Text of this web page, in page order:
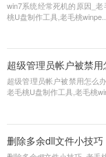
win7系统经常死机的原因_
桃U盘制作工具,老毛桃
超级管理员帐户被禁
超级管理员帐户被禁用怎么
老毛桃U盘制作工具,老毛桃
删除多余dll文件小技巧